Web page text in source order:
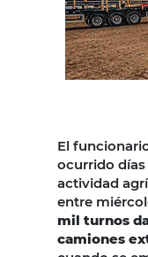
El
ocurrido
actividad
entre
mil turnos
camiones